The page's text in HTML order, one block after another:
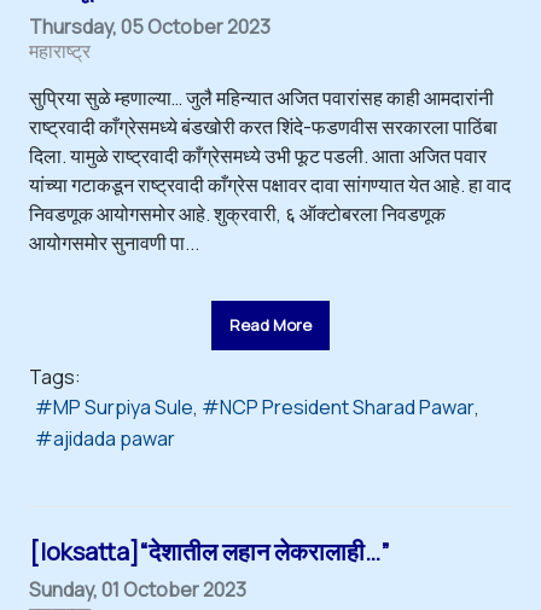
Thursday, 05 October 2023
महाराष्ट्र
सुप्रिया सुळे म्हणाल्या… जुलै महिन्यात अजित पवारांसह काही आमदारांनी
राष्ट्रवादी काँग्रेसमध्ये बंडखोरी करत शिंदे-फडणवीस सरकारला पाठिंबा
दिला. यामुळे राष्ट्रवादी काँग्रेसमध्ये उभी फूट पडली. आता अजित पवार
यांच्या गटाकडून राष्ट्रवादी काँग्रेस पक्षावर दावा सांगण्यात येत आहे. हा वाद
निवडणूक आयोगसमोर आहे. शुक्रवारी, ६ ऑक्टोबरला निवडणूक
आयोगसमोर सुनावणी पा...
Read More
Tags:
MP Surpiya Sule
NCP President Sharad Pawar
ajidada pawar
[loksatta]“देशातील लहान लेकरालाही…”
Sunday, 01 October 2023